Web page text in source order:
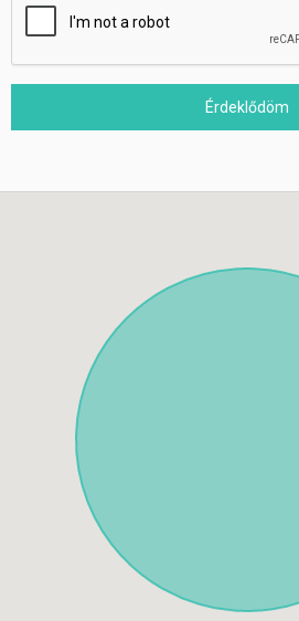
Érdeklődöm